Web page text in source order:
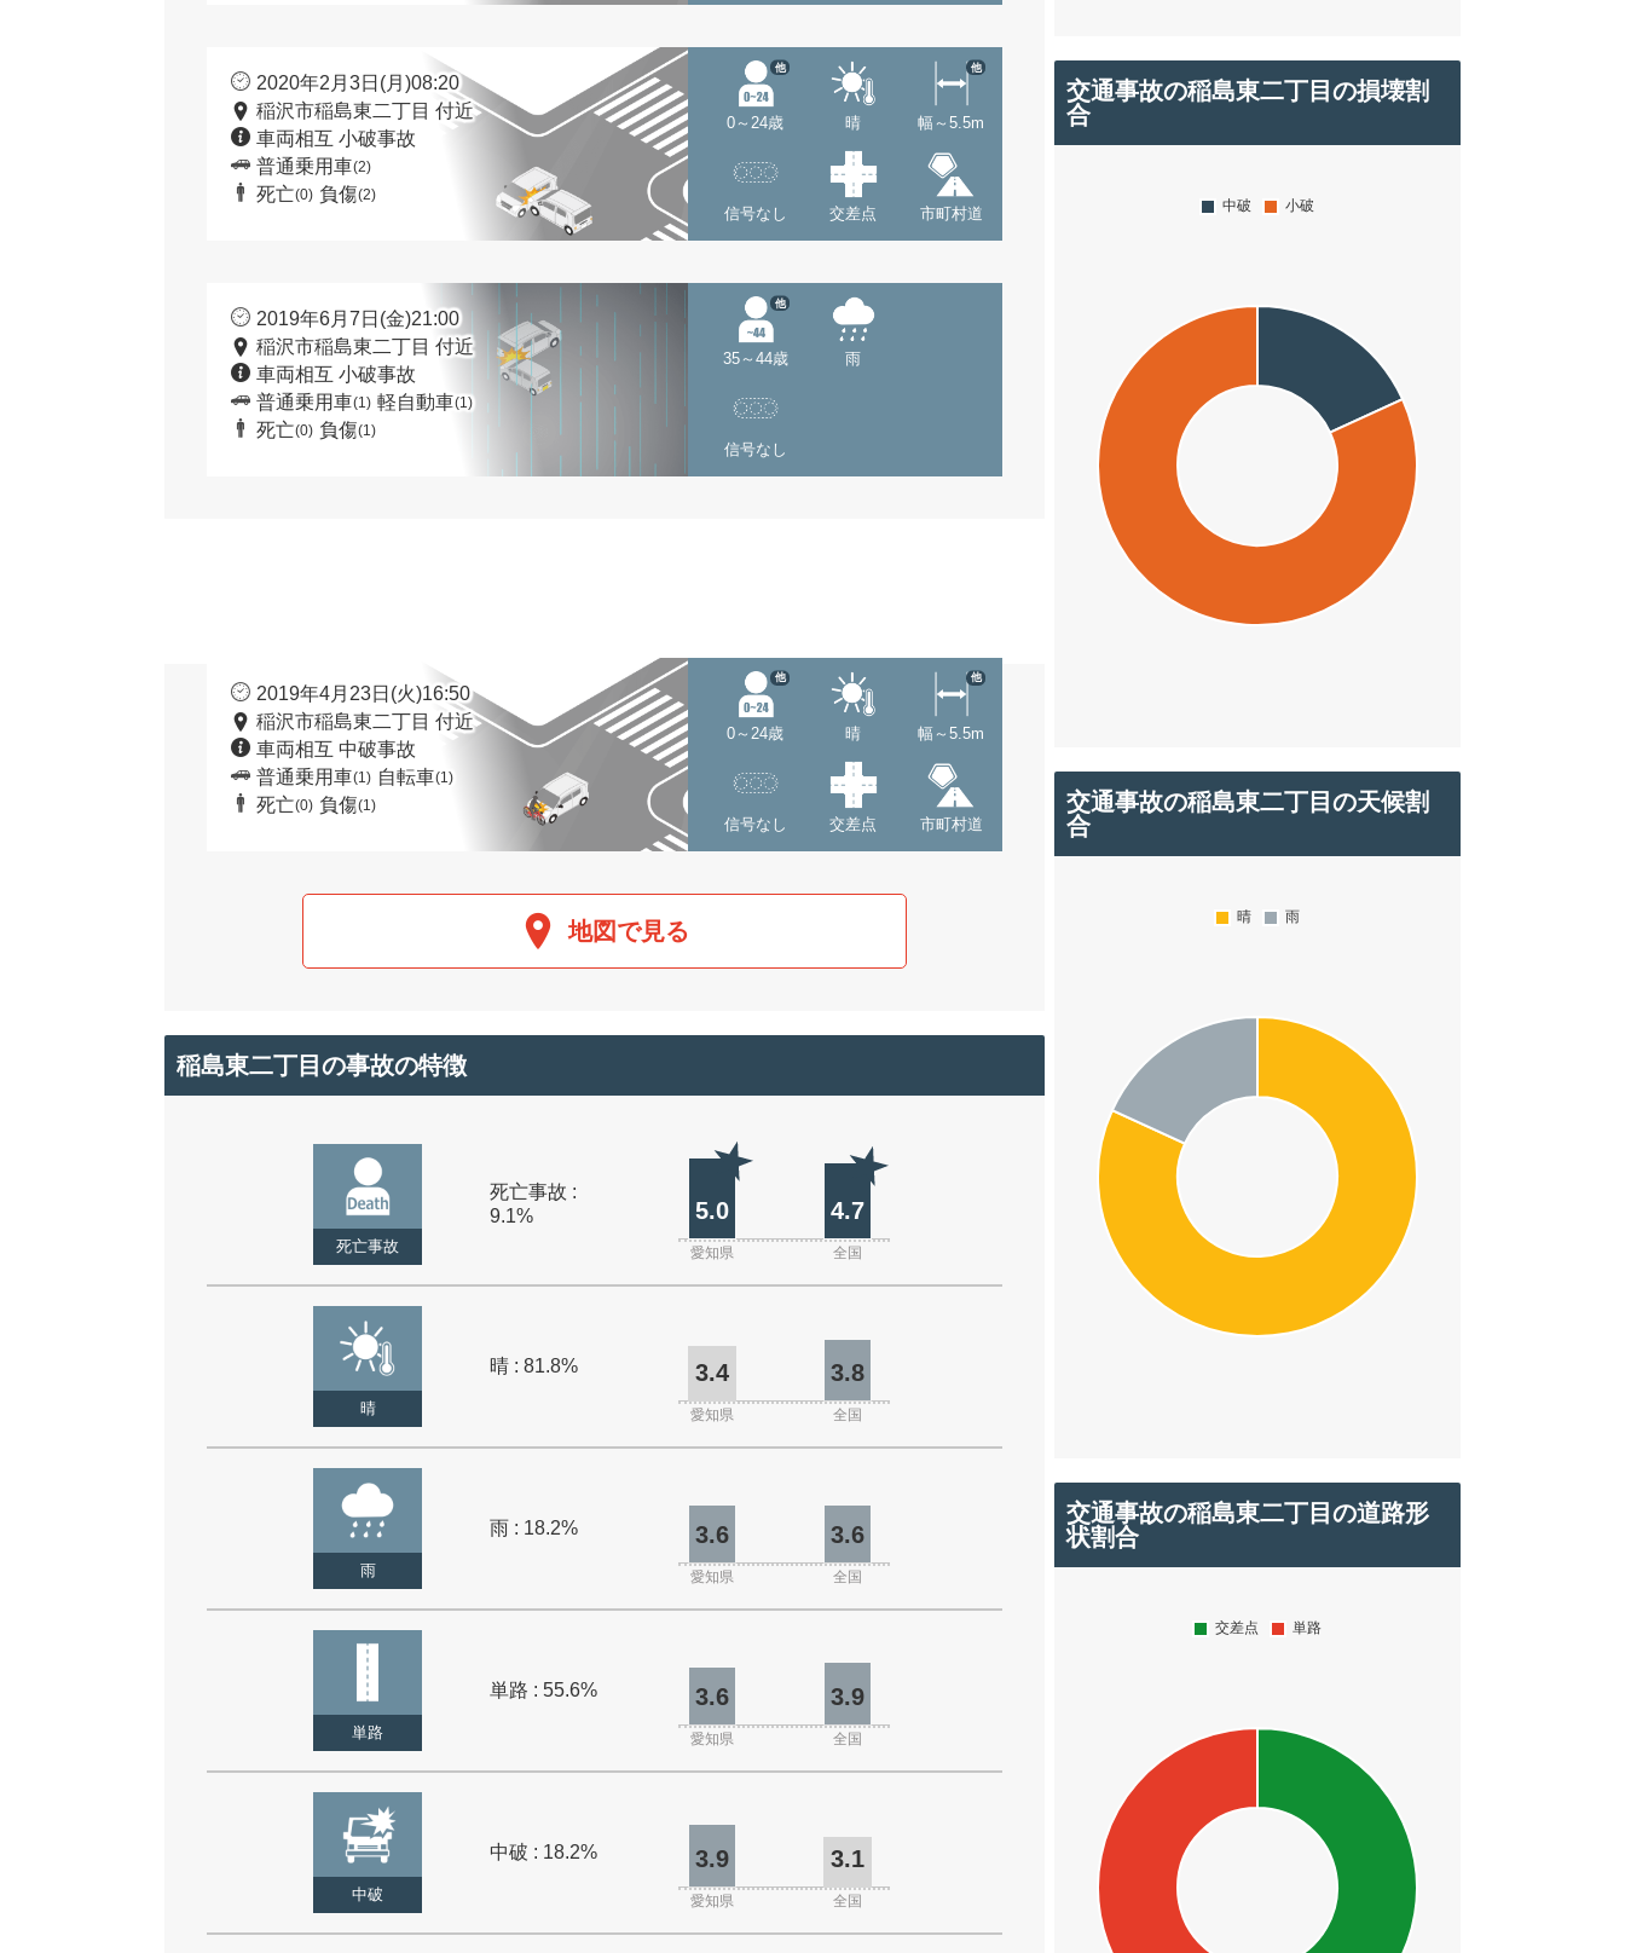
2020年2月3日(月)08:20
稲沢市稲島東二丁目 付近
車両相互 小破事故
普通乗用車(2)
死亡(0) 負傷(2)
0～24歳
他
晴 幅～5.5m
他
信号なし 交差点 市町村道
2019年6月7日(金)21:00
稲沢市稲島東二丁目 付近
車両相互 小破事故
普通乗用車(1) 軽自動車(1)
死亡(0) 負傷(1)
35～44歳
他
雨
信号なし
2019年4月23日(火)16:50
稲沢市稲島東二丁目 付近
車両相互 中破事故
普通乗用車(1) 自転車(1)
死亡(0) 負傷(1)
0～24歳
他
晴 幅～5.5m
他
信号なし 交差点 市町村道
地図で見る
稲島東二丁目の事故の特徴
死亡事故
死亡事故 :
9.1%
5.0 4.7
愛知県 全国
晴
晴 : 81.8% 3.4 3.8
愛知県 全国
雨
雨 : 18.2% 3.6 3.6
愛知県 全国
単路
単路 : 55.6% 3.6 3.9
愛知県 全国
中破
中破 : 18.2% 3.9 3.1
愛知県 全国
交通事故の稲島東二丁目の損壊割
合
交通事故の稲島東二丁目の天候割
合
交通事故の稲島東二丁目の道路形
状割合